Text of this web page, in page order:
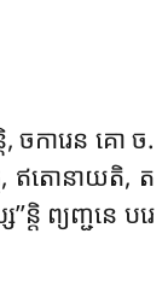
ចការេន គោ ច.
, ឥតោនាយតិ, ត
ន្តិ ព្យញ្ជនេ បរេ